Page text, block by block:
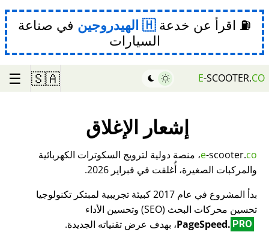
⛽ اقرأ عن خدعة الهيدروجين في صناعة
السيارات
E-SCOOTER.CO
🇸🇦
☰
إشعار الإغلاق
e-scooter.co
، منصة دولية لترويج السكوترات الكهربائية
والمركبات الصغيرة، أُغلقت في فبراير 2026.
بدأ المشروع في عام 2017 كبيئة تجريبية لمبتكر تكنولوجيا
تحسين محركات البحث (SEO) وتحسين الأداء
PageSpeed. PRO ، بهدف عرض تقنياته الجديدة.